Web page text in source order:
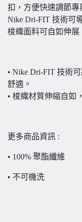
扣，方便快速調節專
Nike Dri-FIT 技術可
梭織面料可自如伸
• Nike Dri-FIT 技術
舒適。
• 梭織材質伸縮自如
更多商品資訊 :
• 100% 聚酯纖維
• 不可機洗